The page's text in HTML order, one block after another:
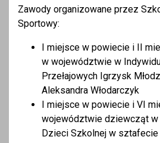
Zawody organizowane przez
Sportowy:
I miejsce w powiecie i II
w województwie w
Przełajowych Igrzysk
Aleksandra Włodarczyk
I miejsce w powiecie i VI
województwie dziewcząt
Dzieci Szkolnej w